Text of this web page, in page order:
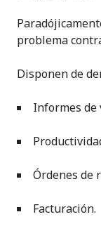
problema
Disponen de
Informes de
Órdenes de
Facturación.